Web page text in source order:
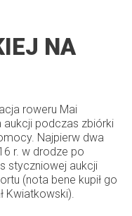
NA
roweru Mai
aukcji podczas zbiórki
Najpierw dwa
r. w drodze po
styczniowej aukcji
(nota bene kupił go
Kwiatkowski).